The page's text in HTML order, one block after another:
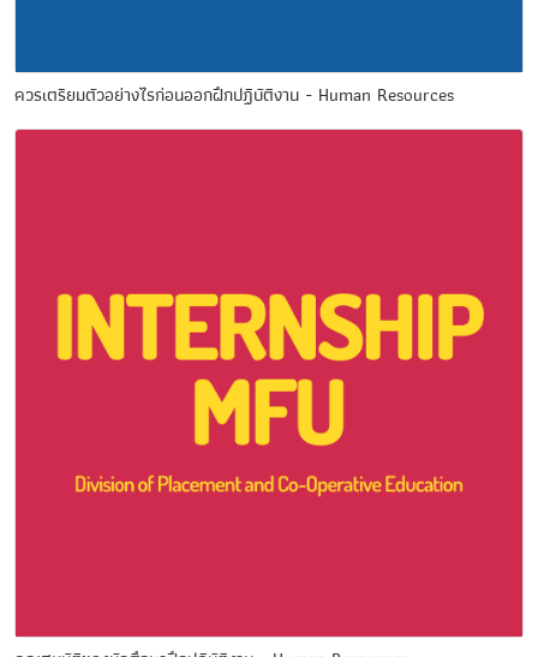
ควรเตรียมตัวอย่างไรก่อนออกฝึกปฏิบัติงาน - Human Resources